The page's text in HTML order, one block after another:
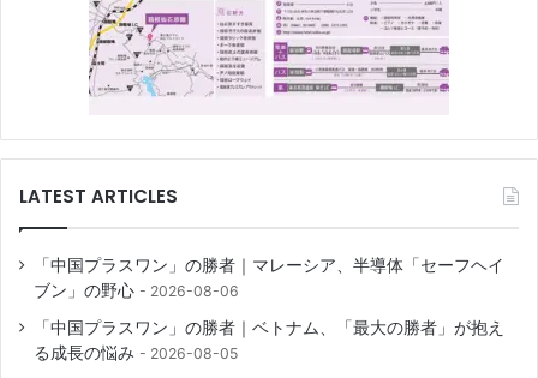
LATEST ARTICLES
「中国プラスワン」の勝者｜マレーシア、半導体「セーフヘイ
ブン」の野心
2026-08-06
「中国プラスワン」の勝者｜ベトナム、「最大の勝者」が抱え
る成長の悩み
2026-08-05